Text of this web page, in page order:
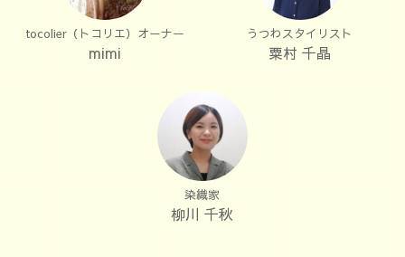
tocolier（トコリエ）オーナー
mimi
うつわスタイリスト
粟村 千晶
染織家
柳川 千秋